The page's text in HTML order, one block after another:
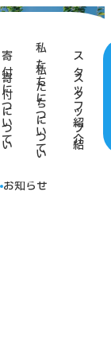
寄
付
に
つ
い
て
私
た
ち
に
つ
い
て
ス
タ
ッ
フ
紹
介
お知らせ